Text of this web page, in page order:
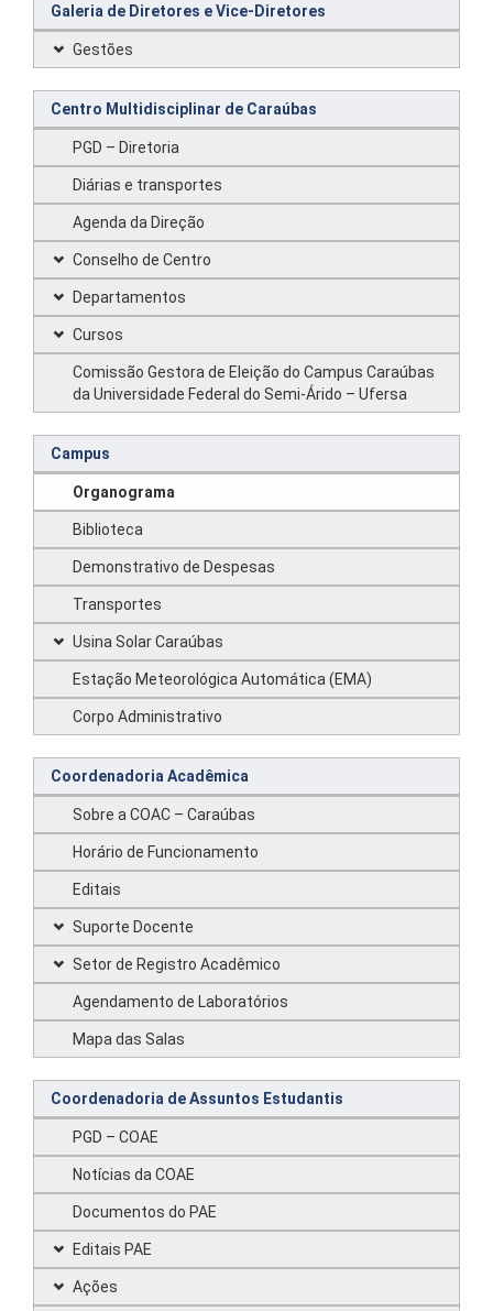
Galeria de Diretores e Vice-Diretores
Gestões
Centro Multidisciplinar de Caraúbas
PGD – Diretoria
Diárias e transportes
Agenda da Direção
Conselho de Centro
Departamentos
Cursos
Comissão Gestora de Eleição do Campus Caraúbas
da Universidade Federal do Semi-Árido – Ufersa
Campus
Organograma
Biblioteca
Demonstrativo de Despesas
Transportes
Usina Solar Caraúbas
Estação Meteorológica Automática (EMA)
Corpo Administrativo
Coordenadoria Acadêmica
Sobre a COAC – Caraúbas
Horário de Funcionamento
Editais
Suporte Docente
Setor de Registro Acadêmico
Agendamento de Laboratórios
Mapa das Salas
Coordenadoria de Assuntos Estudantis
PGD – COAE
Notícias da COAE
Documentos do PAE
Editais PAE
Ações